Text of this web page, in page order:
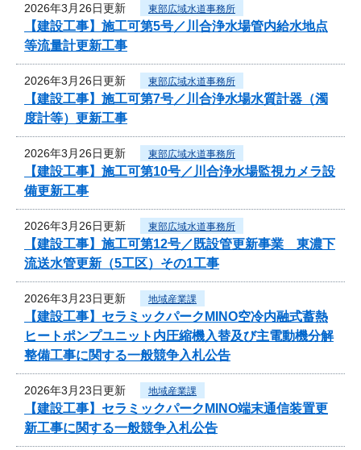
2026年3月26日更新 東部広域水道事務所
【建設工事】施工可第5号／川合浄水場管内給水地点
等流量計更新工事
2026年3月26日更新 東部広域水道事務所
【建設工事】施工可第7号／川合浄水場水質計器（濁
度計等）更新工事
2026年3月26日更新 東部広域水道事務所
【建設工事】施工可第10号／川合浄水場監視カメラ設
備更新工事
2026年3月26日更新 東部広域水道事務所
【建設工事】施工可第12号／既設管更新事業 東濃下
流送水管更新（5工区）その1工事
2026年3月23日更新 地域産業課
【建設工事】セラミックパークMINO空冷内融式蓄熱
ヒートポンプユニット内圧縮機入替及び主電動機分解
整備工事に関する一般競争入札公告
2026年3月23日更新 地域産業課
【建設工事】セラミックパークMINO端末通信装置更
新工事に関する一般競争入札公告